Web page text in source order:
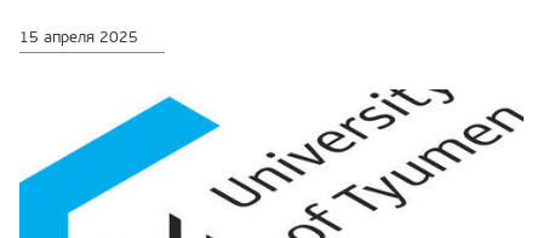
15 апреля 2025